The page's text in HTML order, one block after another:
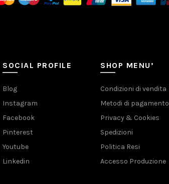
SOCIAL PROFILE
Blog
Instagram
Facebook
Pinterest
Youtube
Linkedin
SHOP MENU’
Condizioni di vendita
Metodi di pagamento
Privacy & Cookies
Spedizioni
Politica Resi
Accesso Produzione